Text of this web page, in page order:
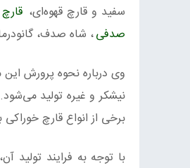
سفید و قارچ قهوه‌ای،
صدفی، شاه صدف،
وی درباره نحوه پرورش
نیشکر و غیره تولید
برخی از انواع قارچ
با توجه به فرایند تولید